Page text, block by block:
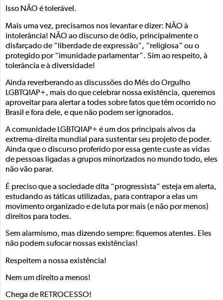
Isso NÃO é tolerável.
Mais uma vez, precisamos nos levantar e dizer: NÃO à
intolerância! NÃO ao discurso de ódio, principalmente o
disfarçado de “liberdade de expressão”, “religiosa” ou o
protegido por “imunidade parlamentar”. Sim ao respeito, à
tolerância e à diversidade!
Ainda reverberando as discussões do Mês do Orgulho
LGBTQIAP+, mais do que celebrar nossa existência, queremos
aproveitar para alertar a todes sobre fatos que têm ocorrido no
Brasil e fora dele, e que não podem ser ignorados.
A comunidade LGBTQIAP+ é um dos principais alvos da
extrema-direita mundial para sustentar seu projeto de poder.
Ainda que o discurso proferido por essa gente custe as vidas
de pessoas ligadas a grupos minorizados no mundo todo, eles
não vão parar.
É preciso que a sociedade dita “progressista” esteja em alerta,
estudando as táticas utilizadas, para contrapor a elas um
movimento organizado e de luta por mais (e não por menos)
direitos para todes.
Sem alarmismo, mas dizendo sempre: fiquemos atentes. Eles
não podem sufocar nossas existências!
Respeitem a nossa existência!
Nem um direito a menos!
Chega de RETROCESSO!